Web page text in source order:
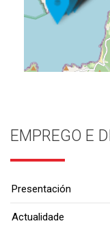
EMPREGO E
Presentación
Actualidade